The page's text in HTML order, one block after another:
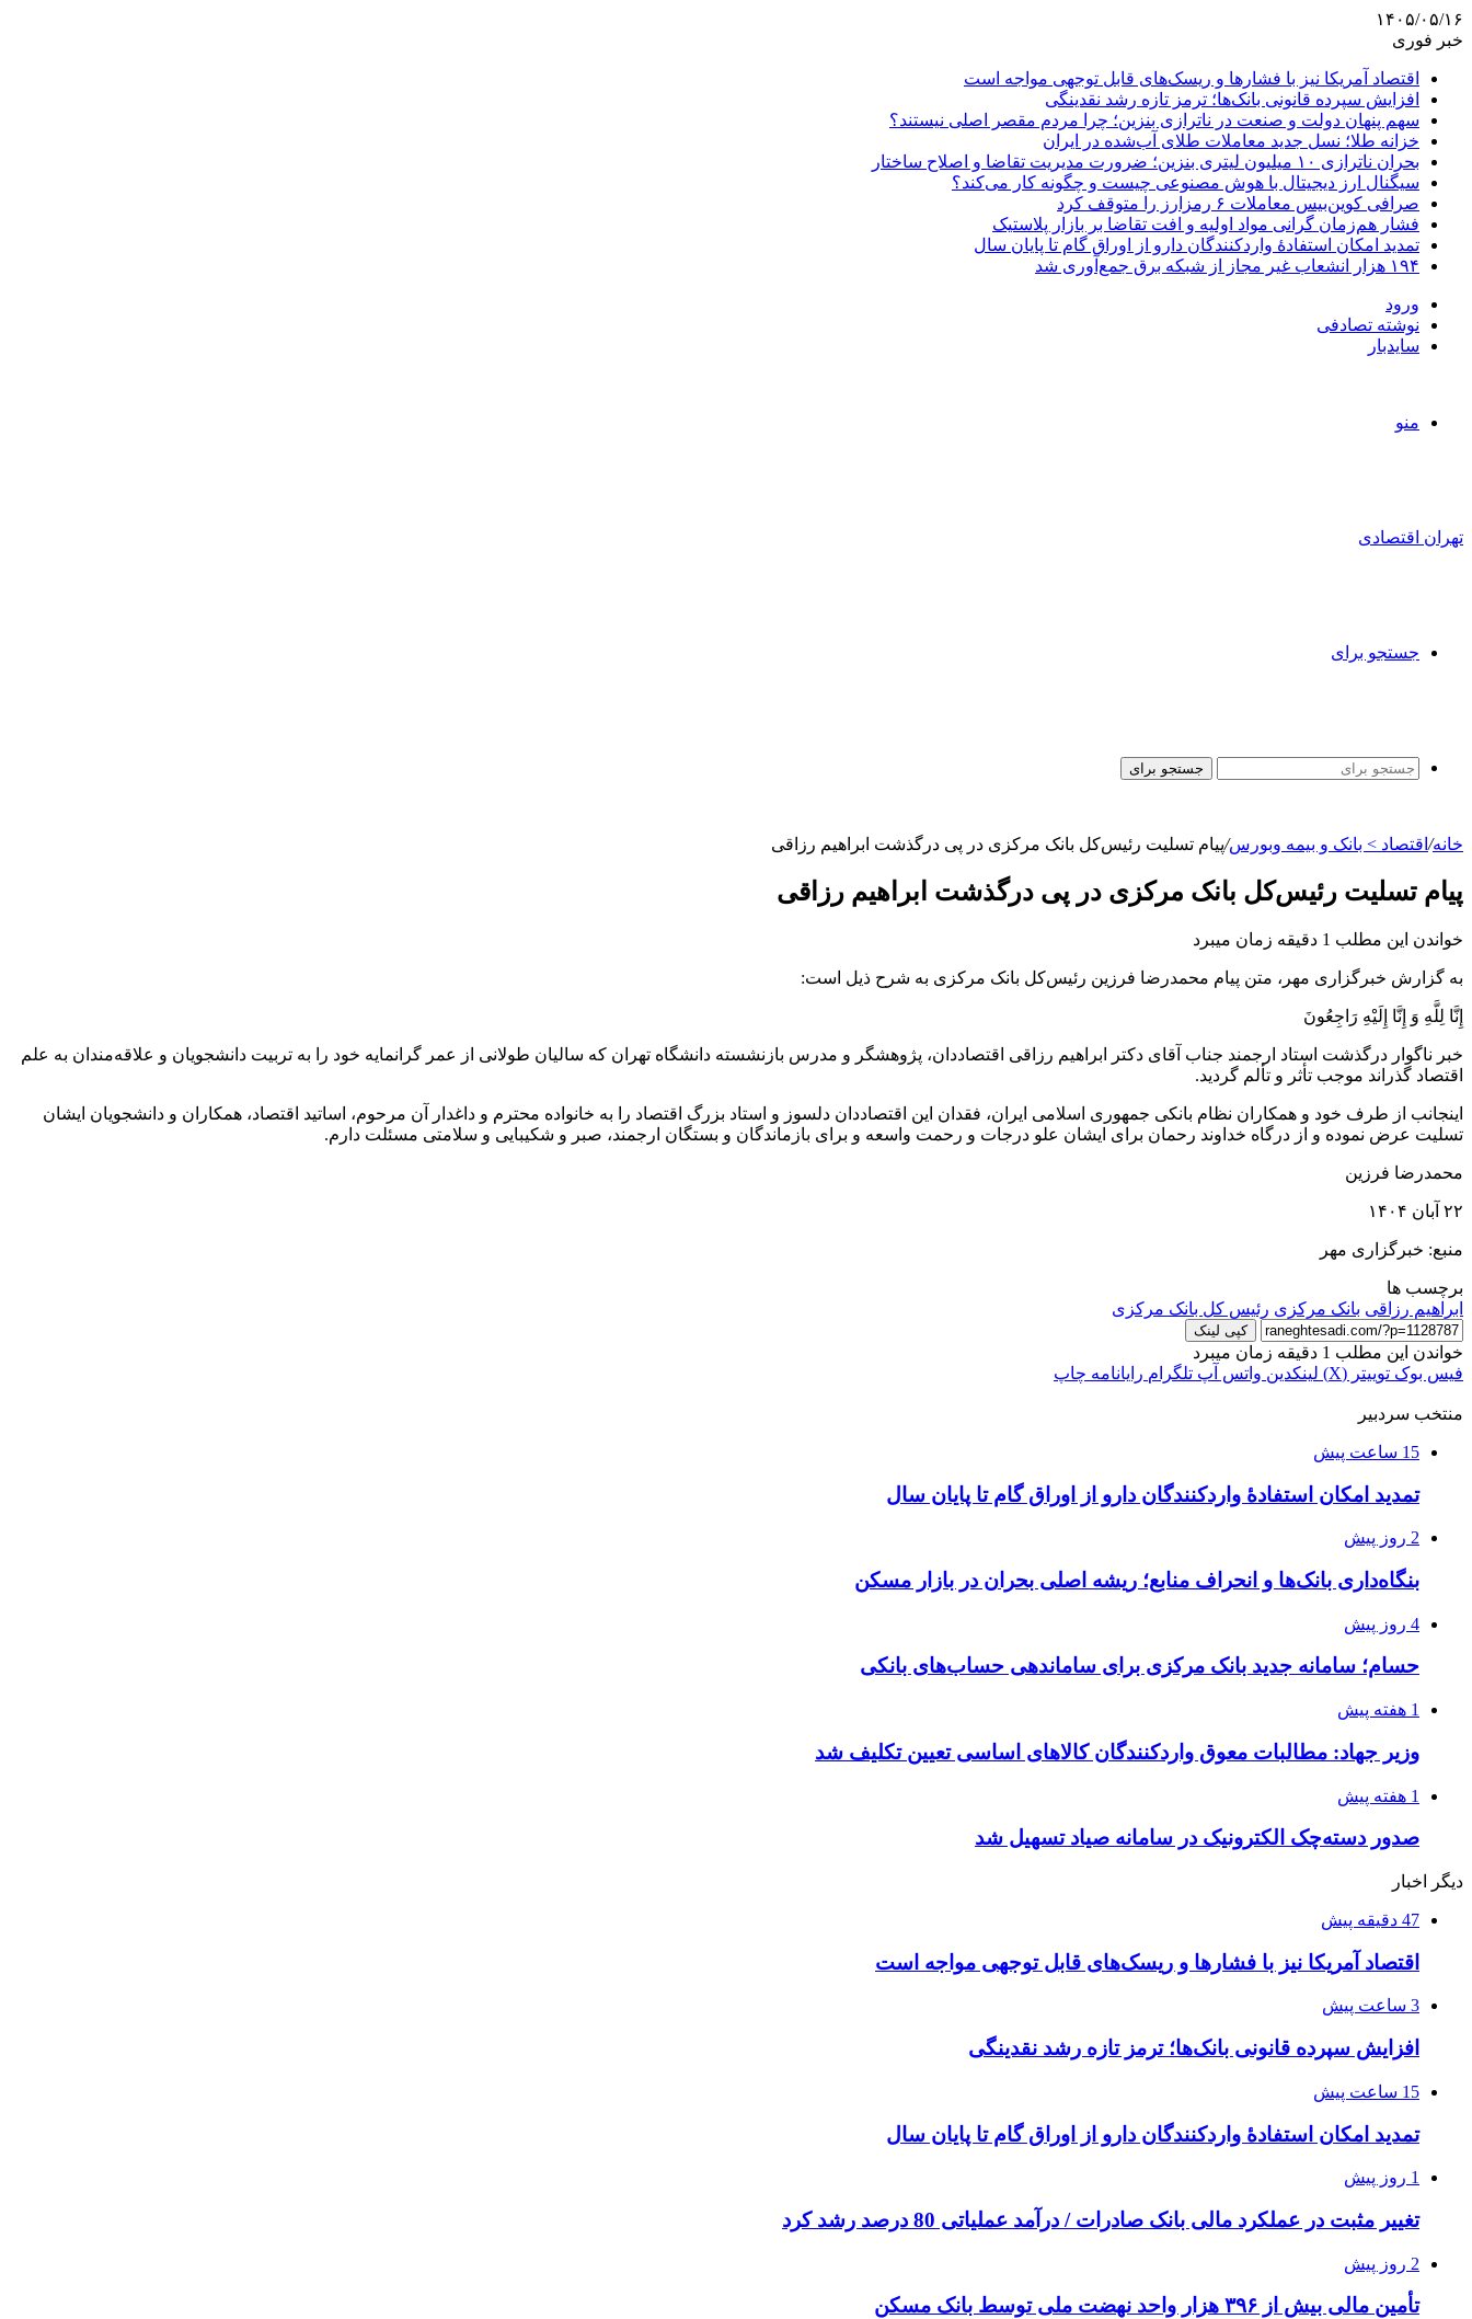
۱۴۰۵/۰۵/۱۶
خبر فوری
اقتصاد آمریکا نیز با فشارها و ریسک‌های قابل توجهی مواجه است
افزایش سپرده قانونی بانک‌ها؛ ترمز تازه رشد نقدینگی
سهم پنهان دولت و صنعت در ناترازی بنزین؛ چرا مردم مقصر اصلی نیستند؟
خزانه طلا؛ نسل جدید معاملات طلای آب‌شده در ایران
بحران ناترازی ۱۰ میلیون لیتری بنزین؛ ضرورت مدیریت تقاضا و اصلاح ساختار
سیگنال ارز دیجیتال با هوش مصنوعی چیست و چگونه کار می‌کند؟
صرافی کوین‌بیس معاملات ۶ رمزارز را متوقف کرد
فشار هم‌زمان گرانی مواد اولیه و افت تقاضا بر بازار پلاستیک
تمدید امکان استفادۀ واردکنندگان دارو از اوراق گام تا پایان سال
۱۹۴ هزار انشعاب غیر مجاز از شبکه برق جمع‌آوری شد
ورود
نوشته تصادفی
سایدبار
منو
تهران اقتصادی
جستجو برای
جستجو برای
خانه/ اقتصاد > بانک و بیمه وبورس/پیام تسلیت رئیس‌کل بانک مرکزی در پی درگذشت ابراهیم رزاقی
پیام تسلیت رئیس‌کل بانک مرکزی در پی درگذشت ابراهیم رزاقی
خواندن این مطلب 1 دقیقه زمان میبرد
به گزارش خبرگزاری مهر، متن پیام محمدرضا فرزین رئیس‌کل بانک مرکزی به شرح ذیل است:
إِنَّا لِلَّهِ وَ إِنَّا إِلَیْهِ رَاجِعُونَ
خبر ناگوار درگذشت استاد ارجمند جناب آقای دکتر ابراهیم رزاقی اقتصاددان، پژوهشگر و مدرس بازنشسته دانشگاه تهران که سالیان طولانی از عمر گرانمایه خود را به تربیت دانشجویان و علاقه‌مندان به علم
اقتصاد گذراند موجب تأثر و تألم گردید.
اینجانب از طرف خود و همکاران نظام بانکی جمهوری اسلامی ایران، فقدان این اقتصاددان دلسوز و استاد بزرگ اقتصاد را به خانواده محترم و داغدار آن مرحوم، اساتید اقتصاد، همکاران و دانشجویان ایشان
تسلیت عرض نموده و از درگاه خداوند رحمان برای ایشان علو درجات و رحمت واسعه و برای بازماندگان و بستگان ارجمند، صبر و شکیبایی و سلامتی مسئلت دارم.
محمدرضا فرزین
۲۲ آبان ۱۴۰۴
منبع: خبرگزاری مهر
برچسب ها
ابراهیم رزاقی بانک مرکزی رئیس کل بانک مرکزی
کپی لینک
خواندن این مطلب 1 دقیقه زمان میبرد
فیس بوک توییتر (X) لینکدین واتس آپ تلگرام رایانامه چاپ
منتخب سردبیر
15 ساعت پیش
تمدید امکان استفادۀ واردکنندگان دارو از اوراق گام تا پایان سال
2 روز پیش
بنگاه‌داری بانک‌ها و انحراف منابع؛ ریشه اصلی بحران در بازار مسکن
4 روز پیش
حسام؛ سامانه جدید بانک مرکزی برای ساماندهی حساب‌های بانکی
1 هفته پیش
وزیر جهاد: مطالبات معوق واردکنندگان کالاهای اساسی تعیین تکلیف شد
1 هفته پیش
صدور دسته‌چک الکترونیک در سامانه صیاد تسهیل شد
دیگر اخبار
47 دقیقه پیش
اقتصاد آمریکا نیز با فشارها و ریسک‌های قابل توجهی مواجه است
3 ساعت پیش
افزایش سپرده قانونی بانک‌ها؛ ترمز تازه رشد نقدینگی
15 ساعت پیش
تمدید امکان استفادۀ واردکنندگان دارو از اوراق گام تا پایان سال
1 روز پیش
تغییر مثبت در عملکرد مالی بانک صادرات / درآمد عملیاتی 80 درصد رشد کرد
2 روز پیش
تأمین مالی بیش از ۳۹۶ هزار واحد نهضت ملی توسط بانک مسکن